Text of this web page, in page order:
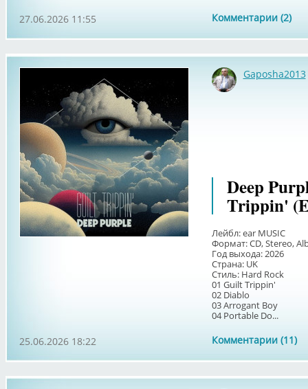
Комментарии (2)
27.06.2026 11:55
Gaposha2013
Deep
Trippin'
Лейбл: ear MUSIC
Формат: CD, Stereo,
Год выхода: 2026
Страна: UK
Стиль: Hard Rock
01 Guilt Trippin'
02 Diablo
03 Arrogant Boy
04 Portable Do...
Комментарии (11)
25.06.2026 18:22